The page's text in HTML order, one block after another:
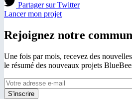
Partager sur Twitter
Lancer mon projet
Rejoignez notre
Une fois par mois, recevez des
le résumé des nouveaux projets